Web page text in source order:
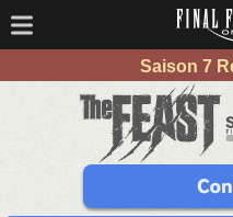
Saison 7